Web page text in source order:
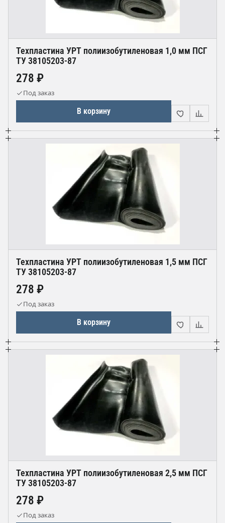
Техпластина УРТ полиизобутиленовая 1,0 мм ПСГ
ТУ 38105203-87
278 ₽
Под заказ
В корзину
Техпластина УРТ полиизобутиленовая 1,5 мм ПСГ
ТУ 38105203-87
278 ₽
Под заказ
В корзину
Техпластина УРТ полиизобутиленовая 2,5 мм ПСГ
ТУ 38105203-87
278 ₽
Под заказ